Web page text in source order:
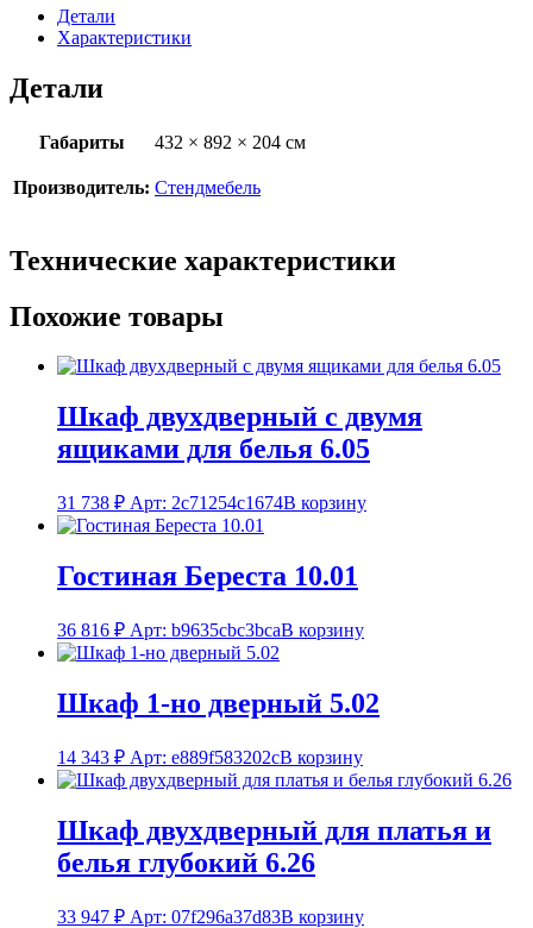
Детали
Характеристики
Детали
Габариты 432 × 892 × 204 см
Производитель: Стендмебель
Технические характеристики
Похожие товары
Шкаф двухдверный с двумя
ящиками для белья 6.05
31 738 ₽ Арт: 2c71254c1674В корзину
Гостиная Береста 10.01
36 816 ₽ Арт: b9635cbc3bcaВ корзину
Шкаф 1-но дверный 5.02
14 343 ₽ Арт: e889f583202cВ корзину
Шкаф двухдверный для платья и
белья глубокий 6.26
33 947 ₽ Арт: 07f296a37d83В корзину